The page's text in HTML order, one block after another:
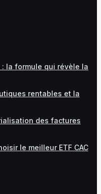
la formule qui révèle la
rentables et la
des factures
le meilleur ETF CAC